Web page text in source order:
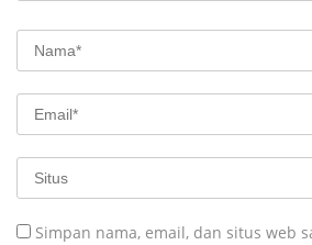
Simpan nama, email, dan situs web